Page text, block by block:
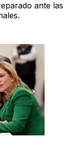
ante las